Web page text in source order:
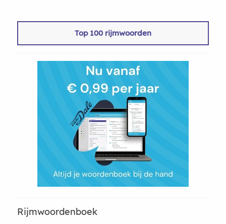
Top 100 rijmwoorden
Rijmwoordenboek